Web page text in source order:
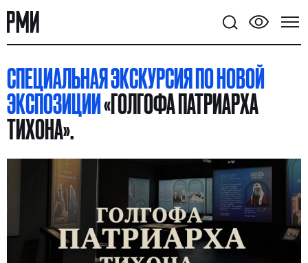
СПЕЦИАЛЬНАЯ ЭКСКУРСИЯ ПО НОВОЙ
ЭКСПОЗИЦИИ«ГОЛГОФА ПАТРИАРХА
ТИХОНА».